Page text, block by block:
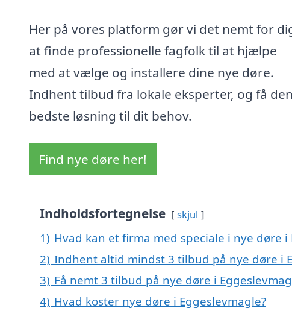
Her på vores platform gør vi det nemt for
at finde professionelle fagfolk til at hjælpe
med at vælge og installere dine nye døre.
Indhent tilbud fra lokale eksperter, og få den
bedste løsning til dit behov.
Find nye døre her!
Indholdsfortegnelse skjul
1) Hvad kan et firma med speciale i nye døre
2) Indhent altid mindst 3 tilbud på nye døre i
3) Få nemt 3 tilbud på nye døre i
4) Hvad koster nye døre i Eggeslevmagle?